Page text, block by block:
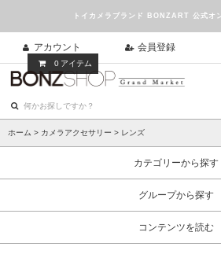
トイカメラブランド BONZART 公式オ
アカウント 会員登録
0 アイテム
ホーム > カメラアクセサリー > レンズ
カテゴリーから探す
グループから探す
コンテンツを読む